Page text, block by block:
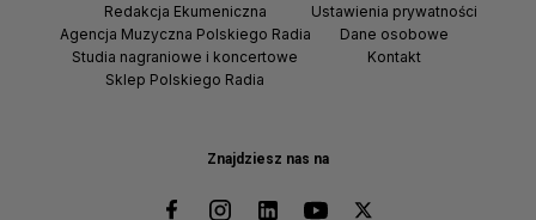
Znajdziesz nas na
Redakcja Ekumeniczna
Agencja Muzyczna Polskiego Radia
Studia nagraniowe i koncertowe
Sklep Polskiego Radia
Ustawienia prywatności
Dane osobowe
Kontakt